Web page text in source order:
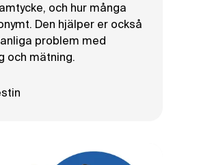
och hur många
Den hjälper er också
problem med
och mätning.